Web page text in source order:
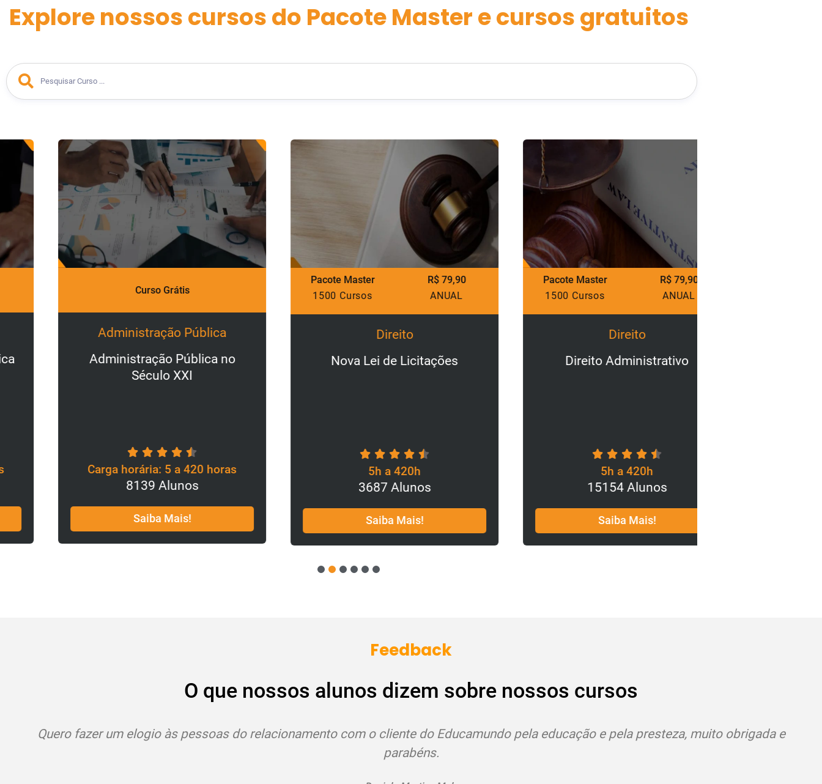
Explore nossos cursos do Pacote Master e cursos gratuitos
Curso Grátis
Administração Pública
Administração Pública no
Século XXI
Carga horária: 5 a 420 horas
8139 Alunos
Saiba Mais!
Pacote Master
1500 Cursos
Nova Lei de Licitações
5h a 420h
3687 Alunos
Saiba Mais!
Pacote Master
1500 Cursos
Direito Administrativo
5h a 420h
15154 Alunos
Saiba Mais!
4 5 6
Feedback
O que nossos alunos dizem sobre nossos cursos
Estou adorando os cursos!